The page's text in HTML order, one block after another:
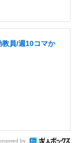
員/週10コマか
by